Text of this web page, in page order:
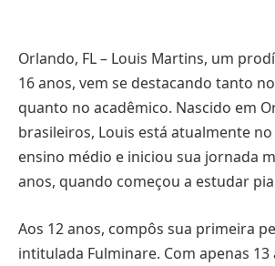
Orlando, FL – Louis Martins, um
16 anos, vem se destacando tanto
quanto no acadêmico. Nascido em
brasileiros, Louis está atualmente no
ensino médio e iniciou sua jornada
anos, quando começou a estudar
Aos 12 anos, compôs sua primeira
intitulada Fulminare. Com apenas 13